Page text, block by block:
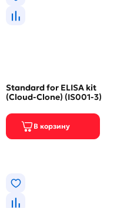
Standard for ELISA kit
(Cloud-Clone) (IS001-3)